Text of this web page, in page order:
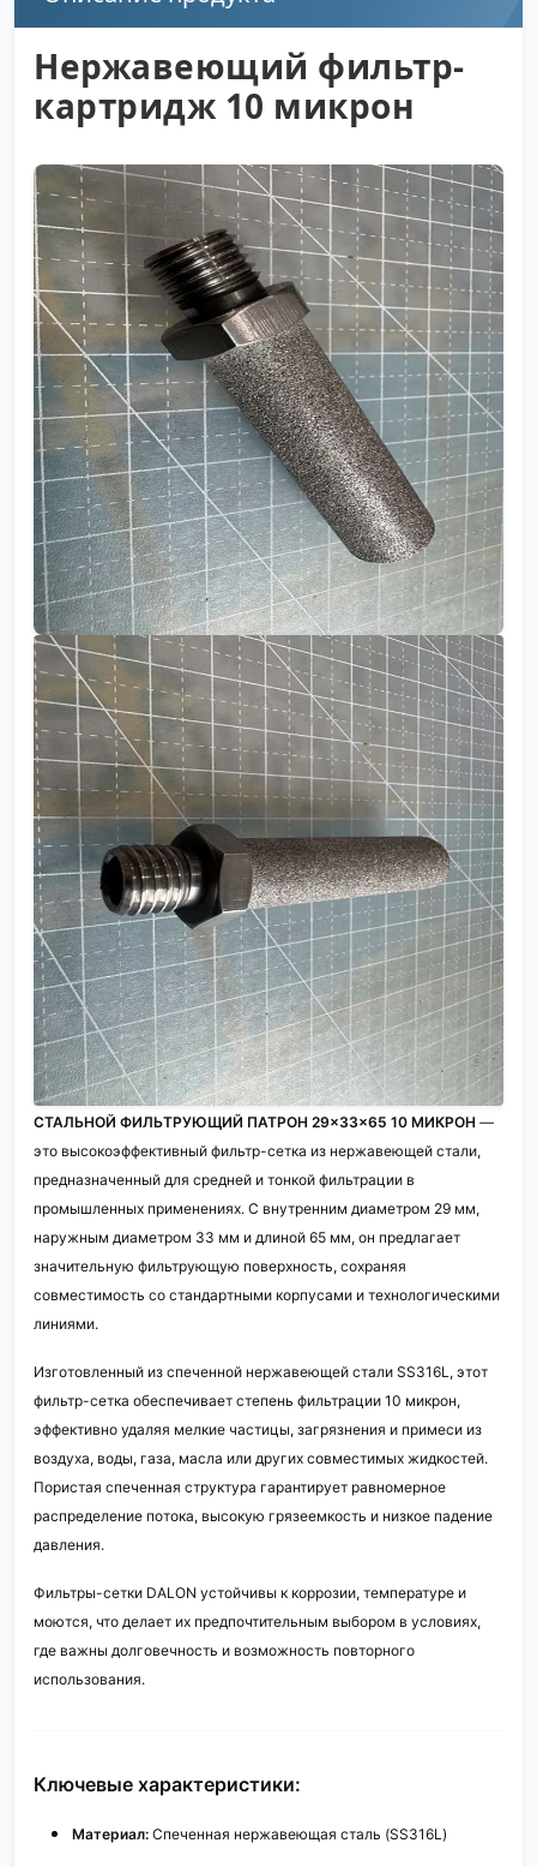
Нержавеющий фильтр-
картридж 10 микрон
СТАЛЬНОЙ ФИЛЬТРУЮЩИЙ ПАТРОН 29×33×65 10 МИКРОН —
это высокоэффективный фильтр-сетка из нержавеющей стали,
предназначенный для средней и тонкой фильтрации в
промышленных применениях. С внутренним диаметром 29 мм,
наружным диаметром 33 мм и длиной 65 мм, он предлагает
значительную фильтрующую поверхность, сохраняя
совместимость со стандартными корпусами и технологическими
линиями.
Изготовленный из спеченной нержавеющей стали SS316L, этот
фильтр-сетка обеспечивает степень фильтрации 10 микрон,
эффективно удаляя мелкие частицы, загрязнения и примеси из
воздуха, воды, газа, масла или других совместимых жидкостей.
Пористая спеченная структура гарантирует равномерное
распределение потока, высокую грязеемкость и низкое падение
давления.
Фильтры-сетки DALON устойчивы к коррозии, температуре и
моются, что делает их предпочтительным выбором в условиях,
где важны долговечность и возможность повторного
использования.
Ключевые характеристики:
Материал: Спеченная нержавеющая сталь (SS316L)